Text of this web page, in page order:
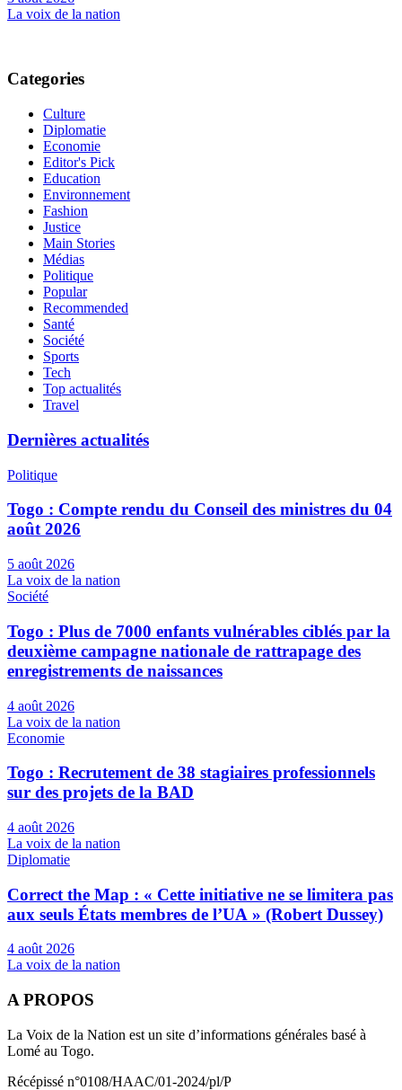
La voix de la nation
Categories
Culture
Diplomatie
Economie
Editor's Pick
Education
Environnement
Fashion
Justice
Main Stories
Médias
Politique
Popular
Recommended
Santé
Société
Sports
Tech
Top actualités
Travel
Dernières actualités
Politique
Togo : Compte rendu du Conseil des ministres du 04
août 2026
5 août 2026
La voix de la nation
Société
Togo : Plus de 7000 enfants vulnérables ciblés par la
deuxième campagne nationale de rattrapage des
enregistrements de naissances
4 août 2026
La voix de la nation
Economie
Togo : Recrutement de 38 stagiaires professionnels
sur des projets de la BAD
4 août 2026
La voix de la nation
Diplomatie
Correct the Map : « Cette initiative ne se limitera pas
aux seuls États membres de l’UA » (Robert Dussey)
4 août 2026
La voix de la nation
A PROPOS
La Voix de la Nation est un site d’informations générales basé à
Lomé au Togo.
Récépissé n°0108/HAAC/01-2024/pl/P